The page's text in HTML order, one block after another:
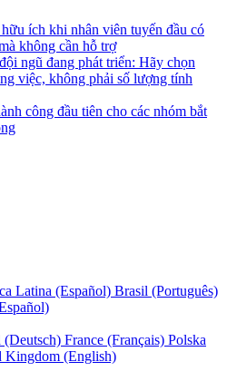
ích khi nhân viên tuyến đầu có
không cần hỗ trợ
ngũ đang phát triển: Hãy chọn
việc, không phải số lượng tính
công đầu tiên cho các nhóm bắt
Latina (Español) Brasil (Português)
(Deutsch) France (Français) Polska
Kingdom (English)